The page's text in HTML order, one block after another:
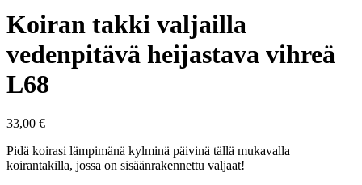
Koiran takki valjailla
vedenpitävä heijastava vihreä
L68
33,00 €
Pidä koirasi lämpimänä kylminä päivinä tällä mukavalla
koirantakilla, jossa on sisäänrakennettu valjaat!